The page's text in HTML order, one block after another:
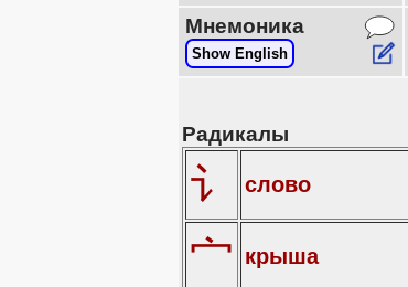
Мнемоника
Show English
Радикалы
讠 слово
宀 крыша